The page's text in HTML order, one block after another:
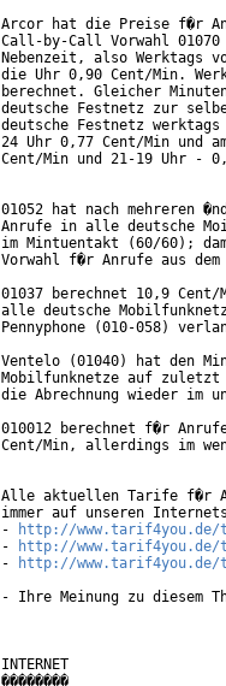
Arcor hat die Preise f�r
Call-by-Call Vorwahl
Nebenzeit, also Werktags
die Uhr 0,90 Cent/Min.
berechnet. Gleicher
deutsche Festnetz zur
deutsche Festnetz
24 Uhr 0,77 Cent/Min und
Cent/Min und 21-19 Uhr -
01052 hat nach mehreren
Anrufe in alle deutsche
im Mintuentakt (60/60);
Vorwahl f�r Anrufe aus
01037 berechnet 10,9
alle deutsche
Pennyphone (010-058)
Ventelo (01040) hat den
Mobilfunknetze auf zuletzt
die Abrechnung wieder im
010012 berechnet f�r
Cent/Min, allerdings im
Alle aktuellen Tarife f�r
immer auf unseren
-
http://www.tarif4you.de/
-
http://www.tarif4you.de/
-
http://
- Ihre Meinung zu diesem
INTERNET
��������